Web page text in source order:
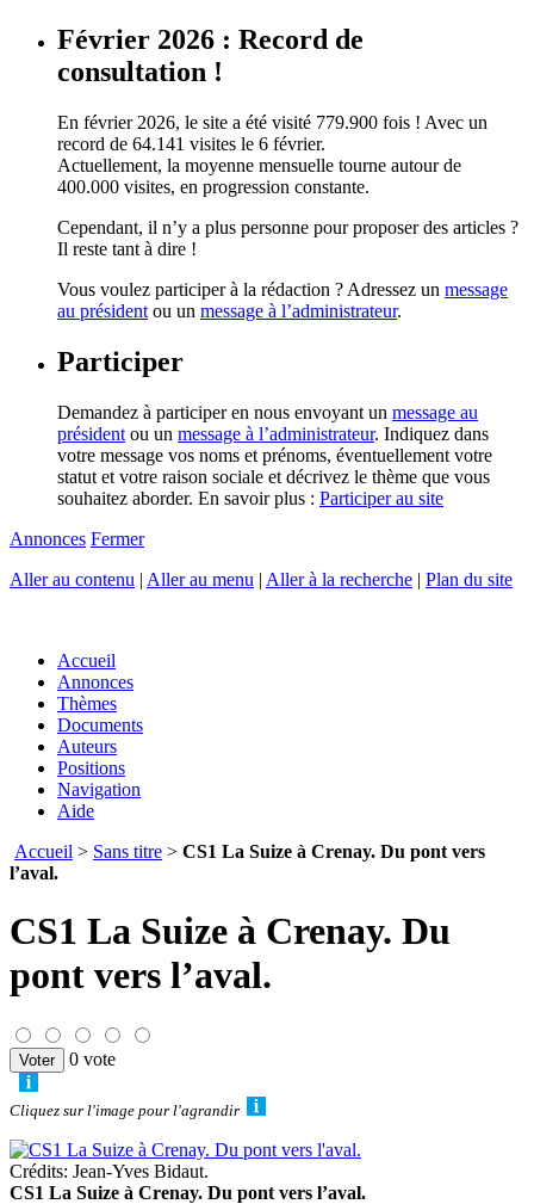
Février 2026 : Record de
consultation !
En février 2026, le site a été visité 779.900 fois ! Avec un
record de 64.141 visites le 6 février.
Actuellement, la moyenne mensuelle tourne autour de
400.000 visites, en progression constante.
Cependant, il n’y a plus personne pour proposer des articles ?
Il reste tant à dire !
Vous voulez participer à la rédaction ? Adressez un message
au président ou un message à l’administrateur.
Participer
Demandez à participer en nous envoyant un message au
président ou un message à l’administrateur. Indiquez dans
votre message vos noms et prénoms, éventuellement votre
statut et votre raison sociale et décrivez le thème que vous
souhaitez aborder. En savoir plus : Participer au site
Annonces Fermer
Aller au contenu | Aller au menu | Aller à la recherche | Plan du site
Accueil
Annonces
Thèmes
Documents
Auteurs
Positions
Navigation
Aide
Accueil > Sans titre > CS1 La Suize à Crenay. Du pont vers
l’aval.
CS1 La Suize à Crenay. Du
pont vers l’aval.
0 vote
Cliquez sur l'image pour l'agrandir
Crédits: Jean-Yves Bidaut.
CS1 La Suize à Crenay. Du pont vers l’aval.